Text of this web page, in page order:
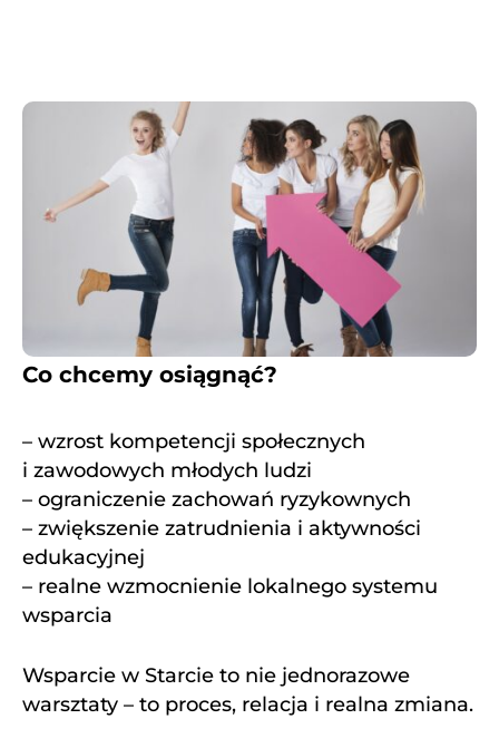
Co chcemy osiągnąć?
– wzrost kompetencji społecznych
i zawodowych młodych ludzi
– ograniczenie zachowań ryzykownych
– zwiększenie zatrudnienia i aktywności
edukacyjnej
– realne wzmocnienie lokalnego systemu
wsparcia
Wsparcie w Starcie to nie jednorazowe
warsztaty – to proces, relacja i realna zmiana.